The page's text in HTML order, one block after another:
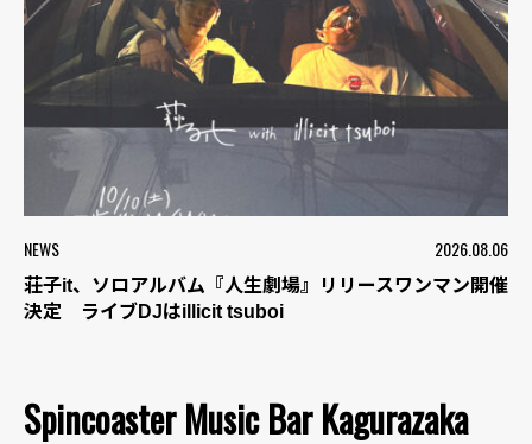
NEWS 2026.08.06
荘子it、ソロアルバム『人生劇場』リリースワンマン開催
決定 ライブDJはillicit tsuboi
Spincoaster Music Bar Kagurazaka